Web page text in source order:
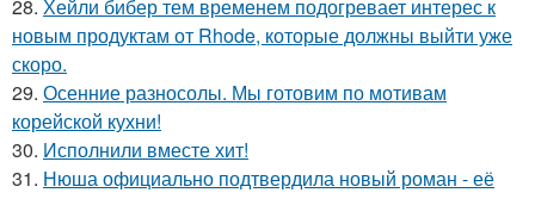
28. Хейли бибер тем временем подогревает интерес к
новым продуктам от Rhode, которые должны выйти уже
скоро.
29. Осенние разносолы. Мы готовим по мотивам
корейской кухни!
30. Исполнили вместе хит!
31. Нюша официально подтвердила новый роман - её